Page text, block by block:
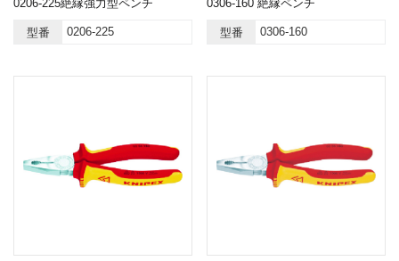
0206-225絶縁強力型ペンチ
型番 0206-225
0306-160 絶縁ペンチ
型番 0306-160